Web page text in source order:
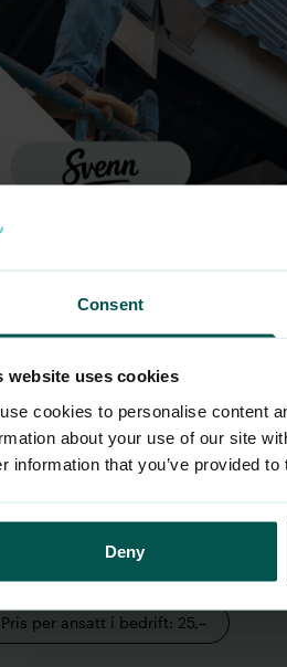
Consent
website uses cookies
cookies to personalise content
about your use of our site
information that you’ve provided
Deny
ansatte:
Tilknytning bedrift: 395,–
Pris per ansatt i bedrift: 25,–